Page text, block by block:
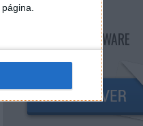
NEWSLETTER PPLWARE